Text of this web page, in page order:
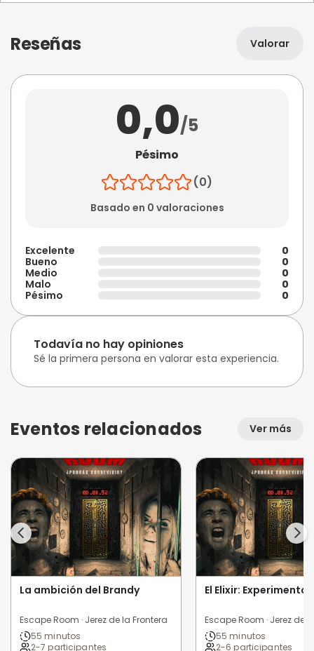
Reseñas Valorar
0,0/5
Pésimo
(0)
Basado en 0 valoraciones
Excelente
0
Bueno
0
Medio
0
Malo
0
Pésimo
0
Todavía no hay opiniones
Sé la primera persona en valorar esta experiencia.
Eventos relacionados Ver más
La ambición del Brandy
Escape Room · Jerez de la Frontera
55 minutos
2-7 participantes
El Elixir:
Escape Room · Jerez de
55 minutos
2-6 participantes